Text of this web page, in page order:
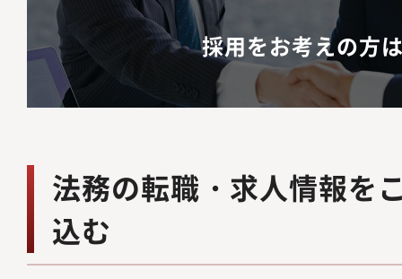
採用をお考えの方
法務の転職・求人情報を
込む